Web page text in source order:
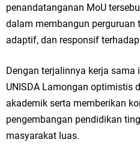
penandatanganan MoU
dalam membangun perguruan
adaptif, dan responsif
Dengan terjalinnya kerja sama
UNISDA Lamongan optimistis
akademik serta memberikan
pengembangan pendidikan
masyarakat luas.